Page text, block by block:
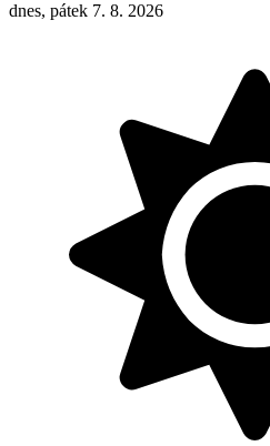
dnes, pátek 7. 8. 2026